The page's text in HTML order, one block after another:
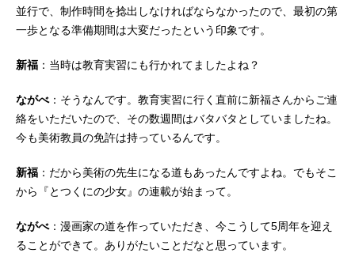
並行で、制作時間を捻出しなければならなかったので、最初の第
一歩となる準備期間は大変だったという印象です。
新福 ：当時は教育実習にも行かれてましたよね？
ながべ：そうなんです。教育実習に行く直前に新福さんからご連
絡をいただいたので、その数週間はバタバタとしていましたね。
今も美術教員の免許は持っているんです。
新福 ：だから美術の先生になる道もあったんですよね。でもそこ
から『とつくにの少女』の連載が始まって。
ながべ：漫画家の道を作っていただき、今こうして5周年を迎え
ることができて。ありがたいことだなと思っています。